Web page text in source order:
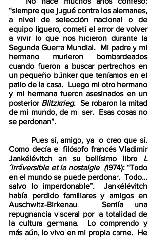
“siempre que jugué contra los alemanes,
a nivel de selección nacional o de
equipo liguero, cometí el error de volver
a vivir lo que nos hicieron durante la
Segunda Guerra Mundial.  Mi padre y mi
hermano murieron bombardeados
cuando fueron a buscar pertrechos en
un pequeño búnker que teníamos en el
patio de la casa.  Luego mi otro hermano
y mi hermana fueron asesinados en un
posterior Blitzkrieg.  Se robaron la mitad
de mi mundo, de mi ser.  Esas cosas no
se perdonan”.
Como decía el filósofo francés Vladimir
Jankélévitch en su bellísimo libro L
´irréversible et la nostalgie  (1974): “Todo
en el mundo se puede perdonar.  Todo…
salvo lo imperdonable”.  Jankélévitch
había perdido familiares y amigos en
Auschwitz-Birkenau.  Sentía una
repugnancia visceral por la totalidad de
la cultura germana.  Lo comprendo y
más aún, lo vivo en mi propia carne.  He